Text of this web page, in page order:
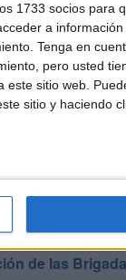
1733 socios para
a
Tenga en
pero usted
sitio web.
sitio y haciendo
al efecto sobre
de la
y recogida de
la Ciudad se
de las